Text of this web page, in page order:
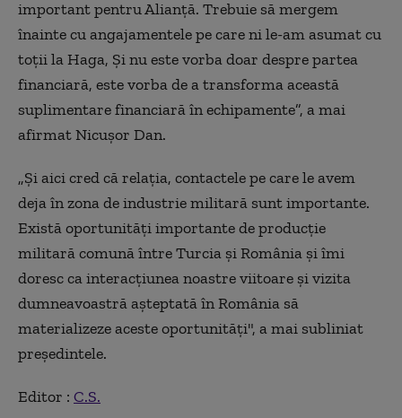
important pentru Alianţă. Trebuie să mergem
înainte cu angajamentele pe care ni le-am asumat cu
toţii la Haga, Şi nu este vorba doar despre partea
financiară, este vorba de a transforma această
suplimentare financiară în echipamente”, a mai
afirmat Nicușor Dan.
„Şi aici cred că relaţia, contactele pe care le avem
deja în zona de industrie militară sunt importante.
Există oportunităţi importante de producţie
militară comună între Turcia şi România şi îmi
doresc ca interacţiunea noastre viitoare şi vizita
dumneavoastră aşteptată în România să
materializeze aceste oportunităţi", a mai subliniat
preşedintele.
Editor : C.S.